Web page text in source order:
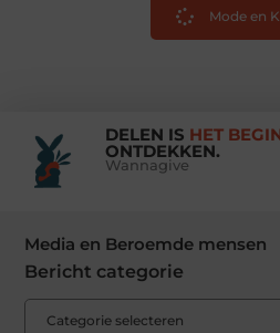
Mode en
DELEN IS HET
ONTDEKKEN.
Wannagive
Media en Beroemde mensen
Bericht categorie